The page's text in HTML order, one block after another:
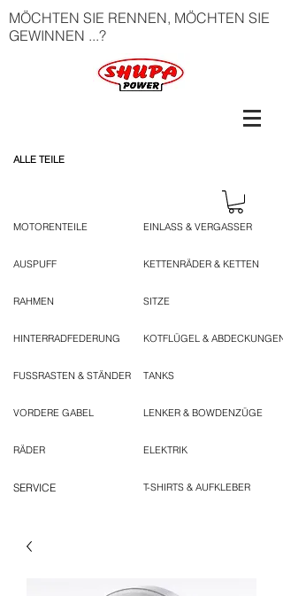
MÖCHTEN SIE RENNEN, MÖCHTEN SIE
GEWINNEN ...?
ALLE TEILE
MOTORENTEILE
AUSPUFF
RAHMEN
HINTERRADFEDERUNG
FUSSRASTEN & STÄNDER
VORDERE GABEL
RÄDER
SERVICE
EINLASS & VERGASSER
KETTENRÄDER & KETTEN
SITZE
KOTFLÜGEL & ABDECKUNGEN
TANKS
LENKER & BOWDENZÜGE
ELEKTRIK
T-SHIRTS & AUFKLEBER